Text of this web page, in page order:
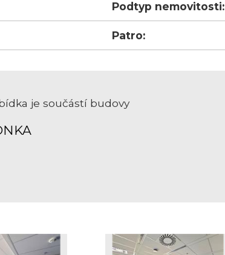
Podtyp nemovitosti:
Patro:
je součástí budovy